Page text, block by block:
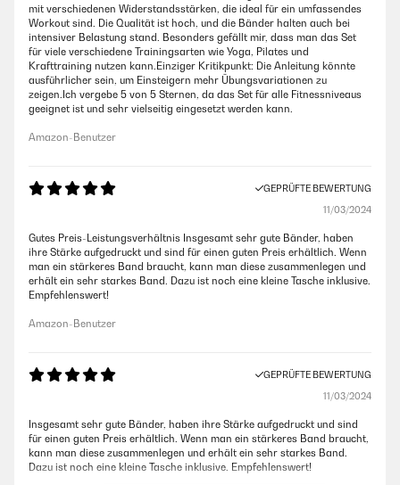
mit verschiedenen Widerstandsstärken, die ideal für ein umfassendes
Workout sind. Die Qualität ist hoch, und die Bänder halten auch bei
intensiver Belastung stand. Besonders gefällt mir, dass man das Set
für viele verschiedene Trainingsarten wie Yoga, Pilates und
Krafttraining nutzen kann.Einziger Kritikpunkt: Die Anleitung könnte
ausführlicher sein, um Einsteigern mehr Übungsvariationen zu
zeigen.Ich vergebe 5 von 5 Sternen, da das Set für alle Fitnessniveaus
geeignet ist und sehr vielseitig eingesetzt werden kann.
Amazon-Benutzer
GEPRÜFTE BEWERTUNG
11/03/2024
Gutes Preis-Leistungsverhältnis Insgesamt sehr gute Bänder, haben
ihre Stärke aufgedruckt und sind für einen guten Preis erhältlich. Wenn
man ein stärkeres Band braucht, kann man diese zusammenlegen und
erhält ein sehr starkes Band. Dazu ist noch eine kleine Tasche inklusive.
Empfehlenswert!
Amazon-Benutzer
GEPRÜFTE BEWERTUNG
11/03/2024
Insgesamt sehr gute Bänder, haben ihre Stärke aufgedruckt und sind
für einen guten Preis erhältlich. Wenn man ein stärkeres Band braucht,
kann man diese zusammenlegen und erhält ein sehr starkes Band.
Dazu ist noch eine kleine Tasche inklusive. Empfehlenswert!